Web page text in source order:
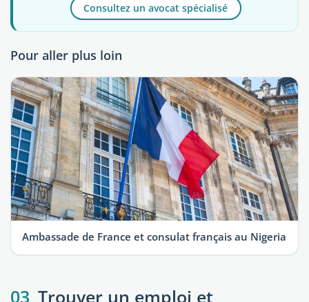
Consultez un avocat spécialisé
Pour aller plus loin
Ambassade de France et consulat français au Nigeria
03 Trouver un emploi et